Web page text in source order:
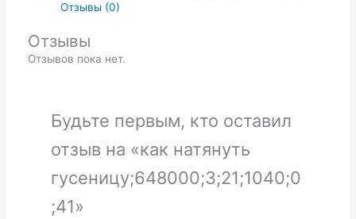
Отзывы (0)
Отзывы
Отзывов пока нет.
Будьте первым, кто оставил
отзыв на «как натянуть
гусеницу;648000;3;21;1040;0
;41»